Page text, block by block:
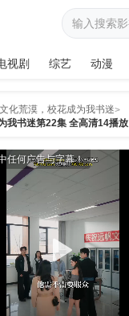
视剧 综艺 动漫
化荒漠，校花成为我书迷>
我书迷第22集 全高清14播放
任何广告与字幕！